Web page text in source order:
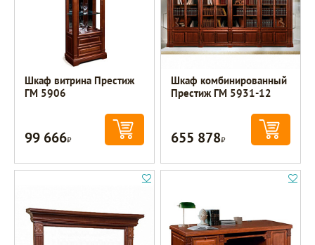
Шкаф витрина Престиж
ГМ 5906
99 666Р
Шкаф комбинированный
Престиж ГМ 5931-12
655 878Р